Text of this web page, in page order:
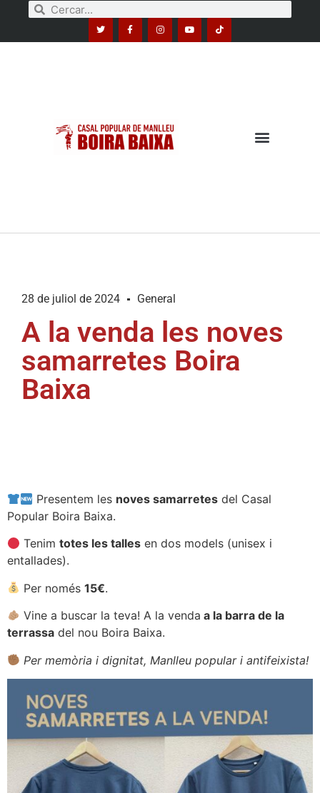
28 de juliol de 2024 General
A la venda les noves
samarretes Boira
Baixa
Presentem les noves samarretes del Casal
Popular Boira Baixa.
Tenimtotes les talles en dos models (unisex i
entallades).
Per només15€.
Vine a buscar la teva! A la venda a la barra de la
terrassa del nou Boira Baixa.
Per memòria i dignitat, Manlleu popular i antifeixista!